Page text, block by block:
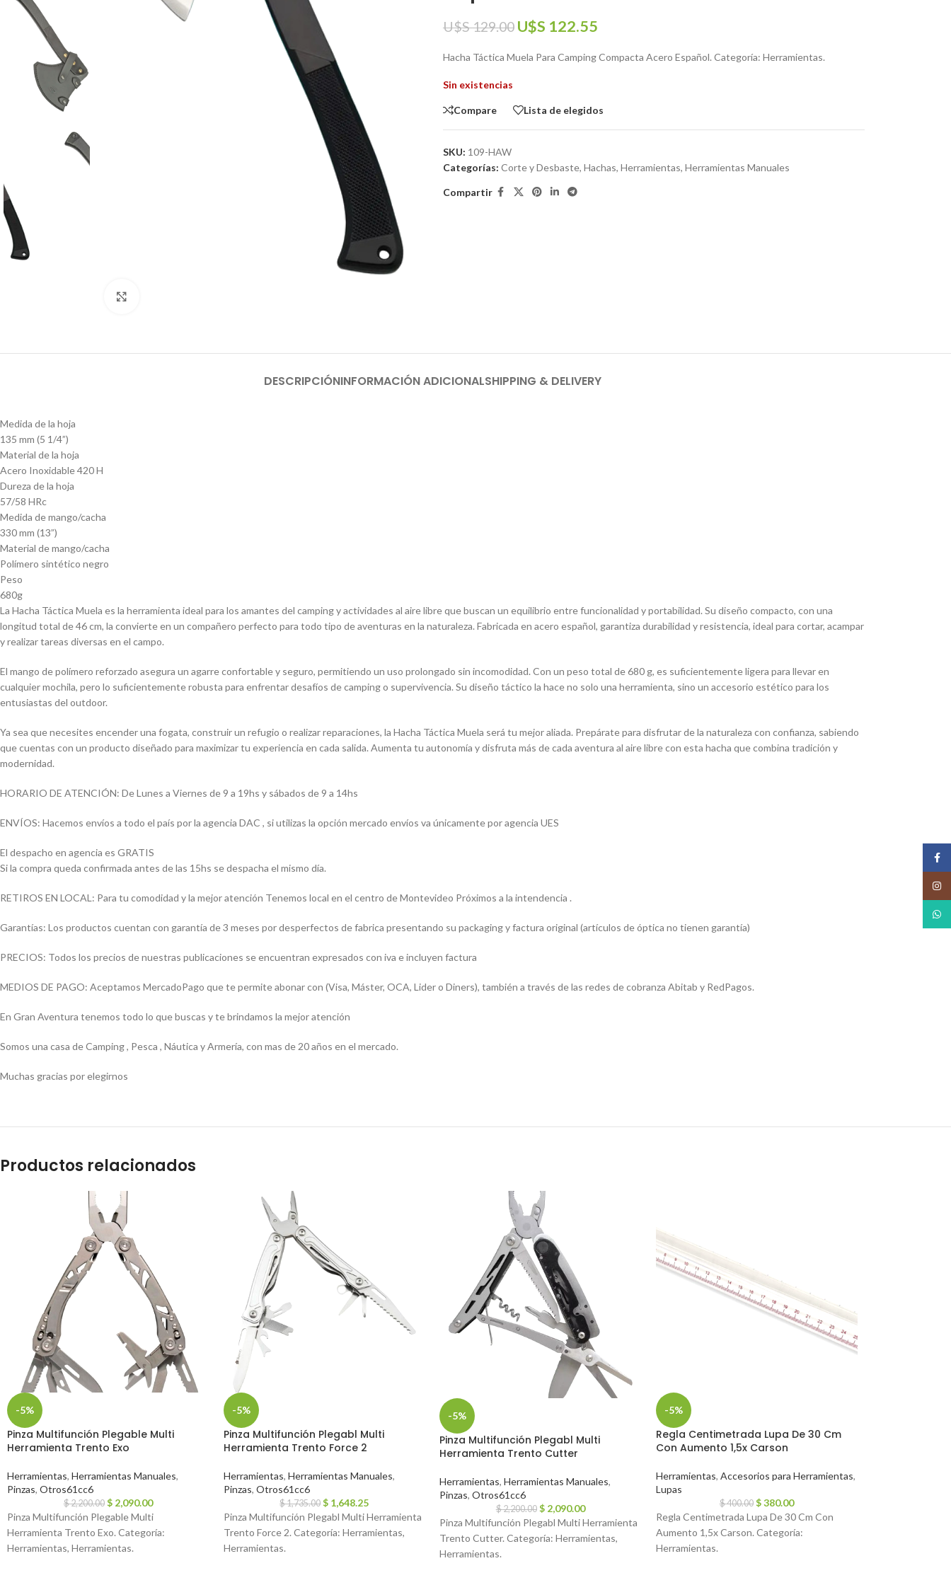
U$S129.00 U$S 122.55
Hacha Táctica Muela Para Camping Compacta Acero Español. Categoría: Herramientas.
Sin existencias
Compare Lista de elegidos
SKU: 109-HAW
Categorías: Corte y Desbaste, Hachas, Herramientas, Herramientas Manuales
Compartir
DESCRIPCIÓNINFORMACIÓN ADICIONALSHIPPING & DELIVERY
Medida de la hoja
135 mm (5 1/4”)
Material de la hoja
Acero Inoxidable 420 H
Dureza de la hoja
57/58 HRc
Medida de mango/cacha
330 mm (13”)
Material de mango/cacha
Polímero sintético negro
Peso
680g
La Hacha Táctica Muela es la herramienta ideal para los amantes del camping y actividades al aire libre que buscan un equilibrio entre funcionalidad y portabilidad. Su diseño compacto, con una
longitud total de 46 cm, la convierte en un compañero perfecto para todo tipo de aventuras en la naturaleza. Fabricada en acero español, garantiza durabilidad y resistencia, ideal para cortar, acampar
y realizar tareas diversas en el campo.
El mango de polímero reforzado asegura un agarre confortable y seguro, permitiendo un uso prolongado sin incomodidad. Con un peso total de 680 g, es suficientemente ligera para llevar en
cualquier mochila, pero lo suficientemente robusta para enfrentar desafíos de camping o supervivencia. Su diseño táctico la hace no solo una herramienta, sino un accesorio estético para los
entusiastas del outdoor.
Ya sea que necesites encender una fogata, construir un refugio o realizar reparaciones, la Hacha Táctica Muela será tu mejor aliada. Prepárate para disfrutar de la naturaleza con confianza, sabiendo
que cuentas con un producto diseñado para maximizar tu experiencia en cada salida. Aumenta tu autonomía y disfruta más de cada aventura al aire libre con esta hacha que combina tradición y
modernidad.
HORARIO DE ATENCIÓN: De Lunes a Viernes de 9 a 19hs y sábados de 9 a 14hs
ENVÍOS: Hacemos envíos a todo el país por la agencia DAC , si utilizas la opción mercado envíos va únicamente por agencia UES
El despacho en agencia es GRATIS
Si la compra queda confirmada antes de las 15hs se despacha el mismo día.
RETIROS EN LOCAL: Para tu comodidad y la mejor atención Tenemos local en el centro de Montevideo Próximos a la intendencia .
Garantías: Los productos cuentan con garantía de 3 meses por desperfectos de fabrica presentando su packaging y factura original (artículos de óptica no tienen garantía)
PRECIOS: Todos los precios de nuestras publicaciones se encuentran expresados con iva e incluyen factura
MEDIOS DE PAGO: Aceptamos MercadoPago que te permite abonar con (Visa, Máster, OCA, Lider o Diners), también a través de las redes de cobranza Abitab y RedPagos.
En Gran Aventura tenemos todo lo que buscas y te brindamos la mejor atención
Somos una casa de Camping , Pesca , Náutica y Armería, con mas de 20 años en el mercado.
Muchas gracias por elegirnos
Productos relacionados
-5%
Pinza Multifunción Plegable Multi
Herramienta Trento Exo
Herramientas, Herramientas Manuales,
Pinzas, Otros61cc6
$2,200.00 $ 2,090.00
Pinza Multifunción Plegable Multi
Herramienta Trento Exo. Categoría:
Herramientas, Herramientas.
-5%
Pinza Multifunción Plegabl Multi
Herramienta Trento Force 2
Herramientas, Herramientas Manuales,
Pinzas, Otros61cc6
$1,735.00 $ 1,648.25
Pinza Multifunción Plegabl Multi Herramienta
Trento Force 2. Categoría: Herramientas,
Herramientas.
-5%
Pinza Multifunción Plegabl Multi
Herramienta Trento Cutter
Herramientas, Herramientas Manuales,
Pinzas, Otros61cc6
$2,200.00 $ 2,090.00
Pinza Multifunción Plegabl Multi Herramienta
Trento Cutter. Categoría: Herramientas,
Herramientas.
-5%
Regla Centimetrada Lupa De 30 Cm
Con Aumento 1,5x Carson
Herramientas, Accesorios para Herramientas,
Lupas
$400.00 $380.00
Regla Centimetrada Lupa De 30 Cm Con
Aumento 1,5x Carson. Categoría:
Herramientas.